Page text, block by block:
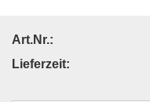
Art.Nr.:
Lieferzeit: